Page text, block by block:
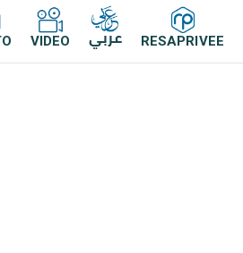
VIDEO عربي RESAPRIVEE